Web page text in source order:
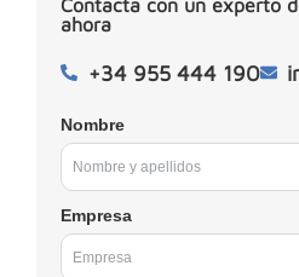
Contacta con un experto
ahora
+34 955 444 190
Nombre
Empresa